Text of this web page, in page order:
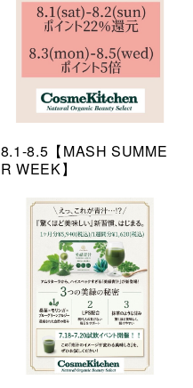
8.1-8.5【MASH SUMME
R WEEK】